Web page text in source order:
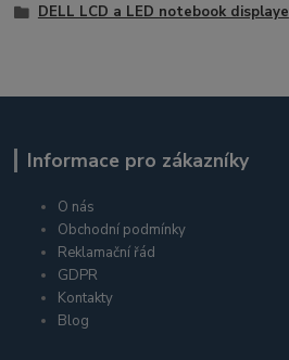
DELL LCD a LED notebook displaye
Informace pro zákazníky
O nás
Obchodní podmínky
Reklamační řád
GDPR
Kontakty
Blog